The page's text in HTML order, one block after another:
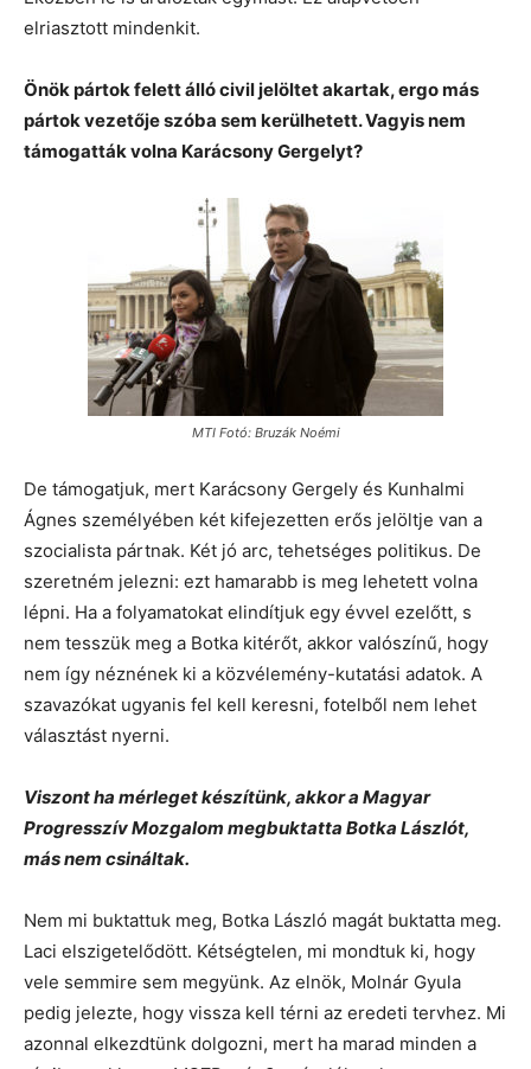
elriasztott mindenkit.
Önök pártok felett álló civil jelöltet akartak, ergo más
pártok vezetője szóba sem kerülhetett. Vagyis nem
támogatták volna Karácsony Gergelyt?
MTI Fotó: Bruzák Noémi
De támogatjuk, mert Karácsony Gergely és Kunhalmi
Ágnes személyében két kifejezetten erős jelöltje van a
szocialista pártnak. Két jó arc, tehetséges politikus. De
szeretném jelezni: ezt hamarabb is meg lehetett volna
lépni. Ha a folyamatokat elindítjuk egy évvel ezelőtt, s
nem tesszük meg a Botka kitérőt, akkor valószínű, hogy
nem így néznének ki a közvélemény-kutatási adatok. A
szavazókat ugyanis fel kell keresni, fotelből nem lehet
választást nyerni.
Viszont ha mérleget készítünk, akkor a Magyar
Progresszív Mozgalom megbuktatta Botka Lászlót,
más nem csináltak.
Nem mi buktattuk meg, Botka László magát buktatta meg.
Laci elszigetelődött. Kétségtelen, mi mondtuk ki, hogy
vele semmire sem megyünk. Az elnök, Molnár Gyula
pedig jelezte, hogy vissza kell térni az eredeti tervhez. Mi
azonnal elkezdtünk dolgozni, mert ha marad minden a